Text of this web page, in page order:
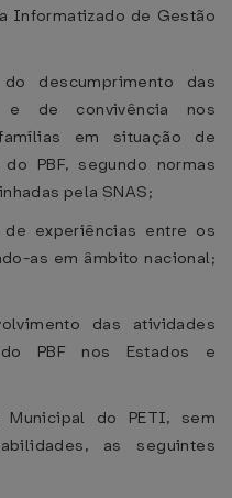
Informatizado de Gestão
descumprimento das
e de convivência nos
em situação de
PBF, segundo normas
pela SNAS;
experiências entre os
as em âmbito nacional;
das atividades
PBF nos Estados e
do PETI, sem
as seguintes